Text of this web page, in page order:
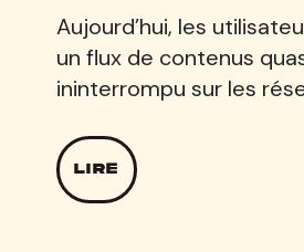
Aujourd’hui, les
un flux de contenus
ininterrompu sur les
LIRE